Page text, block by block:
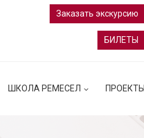
Заказать экскурсию
БИЛЕТЫ
ШКОЛА РЕМЕСЕЛ ПРОЕКТЫ